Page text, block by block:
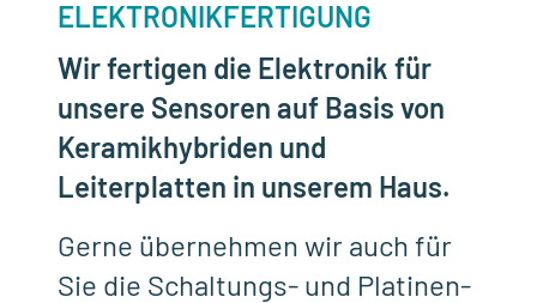
ELEKTRONIKFERTIGUNG
Wir fertigen die Elektronik für
unsere Sensoren auf Basis von
Keramikhybriden und
Leiterplatten in unserem Haus.
Gerne übernehmen wir auch für
Sie die Schaltungs- und Platinen-